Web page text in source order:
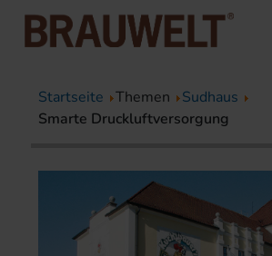
Startseite Themen
Sudhaus
Smarte Druckluftversorgung